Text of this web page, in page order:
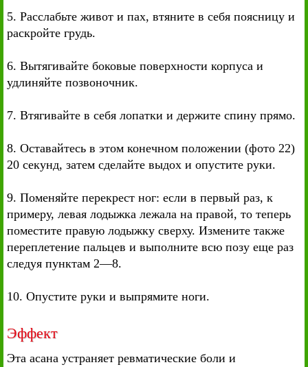
5. Расслабьте живот и пах, втяните в себя поясницу и
раскройте грудь.
6. Вытягивайте боковые поверхности корпуса и
удлиняйте позвоночник.
7. Втягивайте в себя лопатки и держите спину прямо.
8. Оставайтесь в этом конечном положении (фото 22)
20 секунд, затем сделайте выдох и опустите руки.
9. Поменяйте перекрест ног: если в первый раз, к
примеру, левая лодыжка лежала на правой, то теперь
поместите правую лодыжку сверху. Измените также
переплетение пальцев и выполните всю позу еще раз
следуя пунктам 2—8.
10. Опустите руки и выпрямите ноги.
Эффект
Эта асана устраняет ревматические боли и